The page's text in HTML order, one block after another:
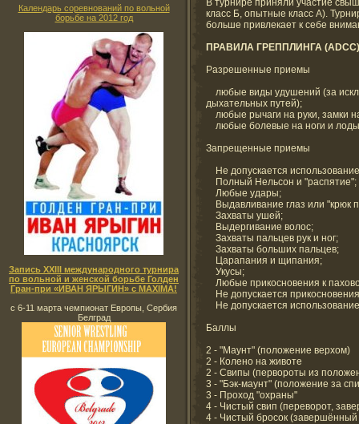
Календарь соревнований по вольной
борьбе на 2012 год
Запись XXIII международного турнира
по вольной и женской борьбе Голден
Гран-при «ИВАН ЯРЫГИН» с MAXIMA!
с 6-11 марта чемпионат Европы, Сербия
Белград
В турнире приняли участие
класс Б, опытные класс А).
больше привлекает к себе
ПРАВИЛА ГРЕППЛИНГА
Разрешенные приемы
любые виды удушений (за
дыхательных путей);
любые рычаги на руки, замки
любые болевые на ноги и
Запрещенные приемы
Не допускается
Полный Нельсон и "распятие";
Любые удары;
Выдавливание глаз или "крюк
Захваты ушей;
Выдергивание волос;
Захваты пальцев рук и ног;
Захваты больших пальцев;
Царапания и щипания;
Укусы;
Любые прикосновения к
Не допускается
Не допускается
Баллы
2 - "Маунт" (положение верхом)
2 - Колено на животе
2 - Свипы (первороты из
3 - "Бэк-маунт" (положение за
3 - Проход "охраны"
4 - Чистый свип (переворот,
4 - Чистый бросок